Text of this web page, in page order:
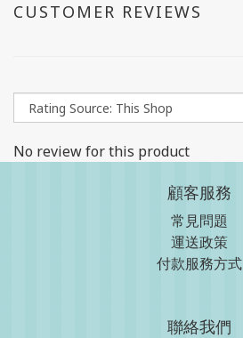
CUSTOMER REVIEWS
No review for this product
顧客服務
常見問題
運送政策
付款服務方式
聯絡我們